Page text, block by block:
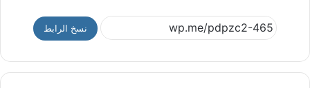
نسخ الرابط